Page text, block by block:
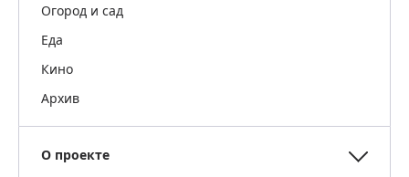
Огород и сад
Еда
Кино
Архив
О проекте